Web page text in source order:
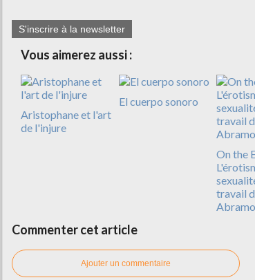
S'inscrire à la newsletter
Vous aimerez aussi :
Aristophane et l'art
de l'injure
El cuerpo sonoro
On the
travail
Commenter cet article
Ajouter un commentaire